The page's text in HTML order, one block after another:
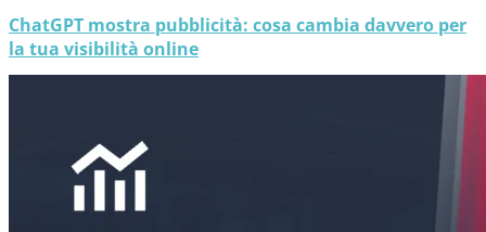
ChatGPT mostra pubblicità: cosa cambia davvero per
la tua visibilità online